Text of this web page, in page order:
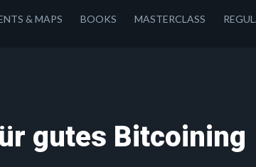
& MAPS BOOKS MASTERCLASS
gutes Bitcoining